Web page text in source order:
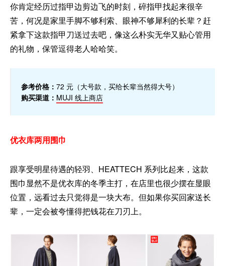
你肯定经历过指甲边剪边飞的时刻，碎指甲找起来很辛
苦，何况是家里手脚不够利索、眼神不够犀利的长辈？赶
紧拿下这款指甲刀送过去吧，像这么朴实无华又贴心管用
的礼物，保管逗得老人哈哈笑。
参考价格： 72 元（大号款，买给长辈当然得大号）
购买渠道： MUJI 线上商店
优衣库两用围巾
跟享受明星待遇的轻羽、HEATTECH 系列比起来，这款
围巾显然不是优衣库的冬季主打，在店里也很少摆在显眼
位置，远看过去只觉得是一块大布。但如果你买回家送长
辈，一定会被夸懂得把钱花在刀刃上。